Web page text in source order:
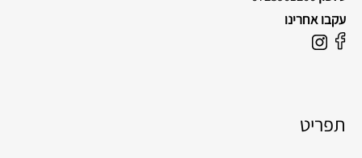
עקבו אחרינו
F
b
I
a
תפריט